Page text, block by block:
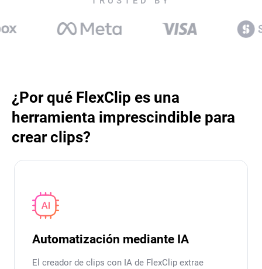
¿Por qué FlexClip es una
herramienta imprescindible para
crear clips?
Automatización mediante IA
El creador de clips con IA de FlexClip extrae